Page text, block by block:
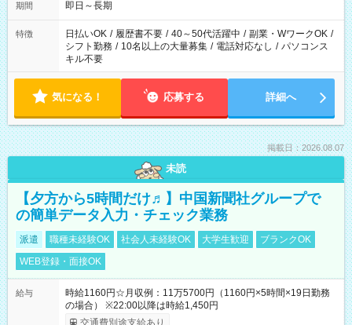
期間 即日～長期
特徴 日払いOK / 履歴書不要 / 40～50代活躍中 / 副業・WワークOK /
シフト勤務 / 10名以上の大量募集 / 電話対応なし / パソコンス
キル不要
気になる！ 応募する 詳細へ
掲載日：2026.08.07
未読
【夕方から5時間だけ♬】中国新聞社グループで
の簡単データ入力・チェック業務
派遣 職種未経験OK 社会人未経験OK 大学生歓迎
ブランクOK
WEB登録・面接OK
給与
時給1160円☆月収例：11万5700円（1160円×5時間×19日勤務
の場合） ※22:00以降は時給1,450円
交通費別途支給あり